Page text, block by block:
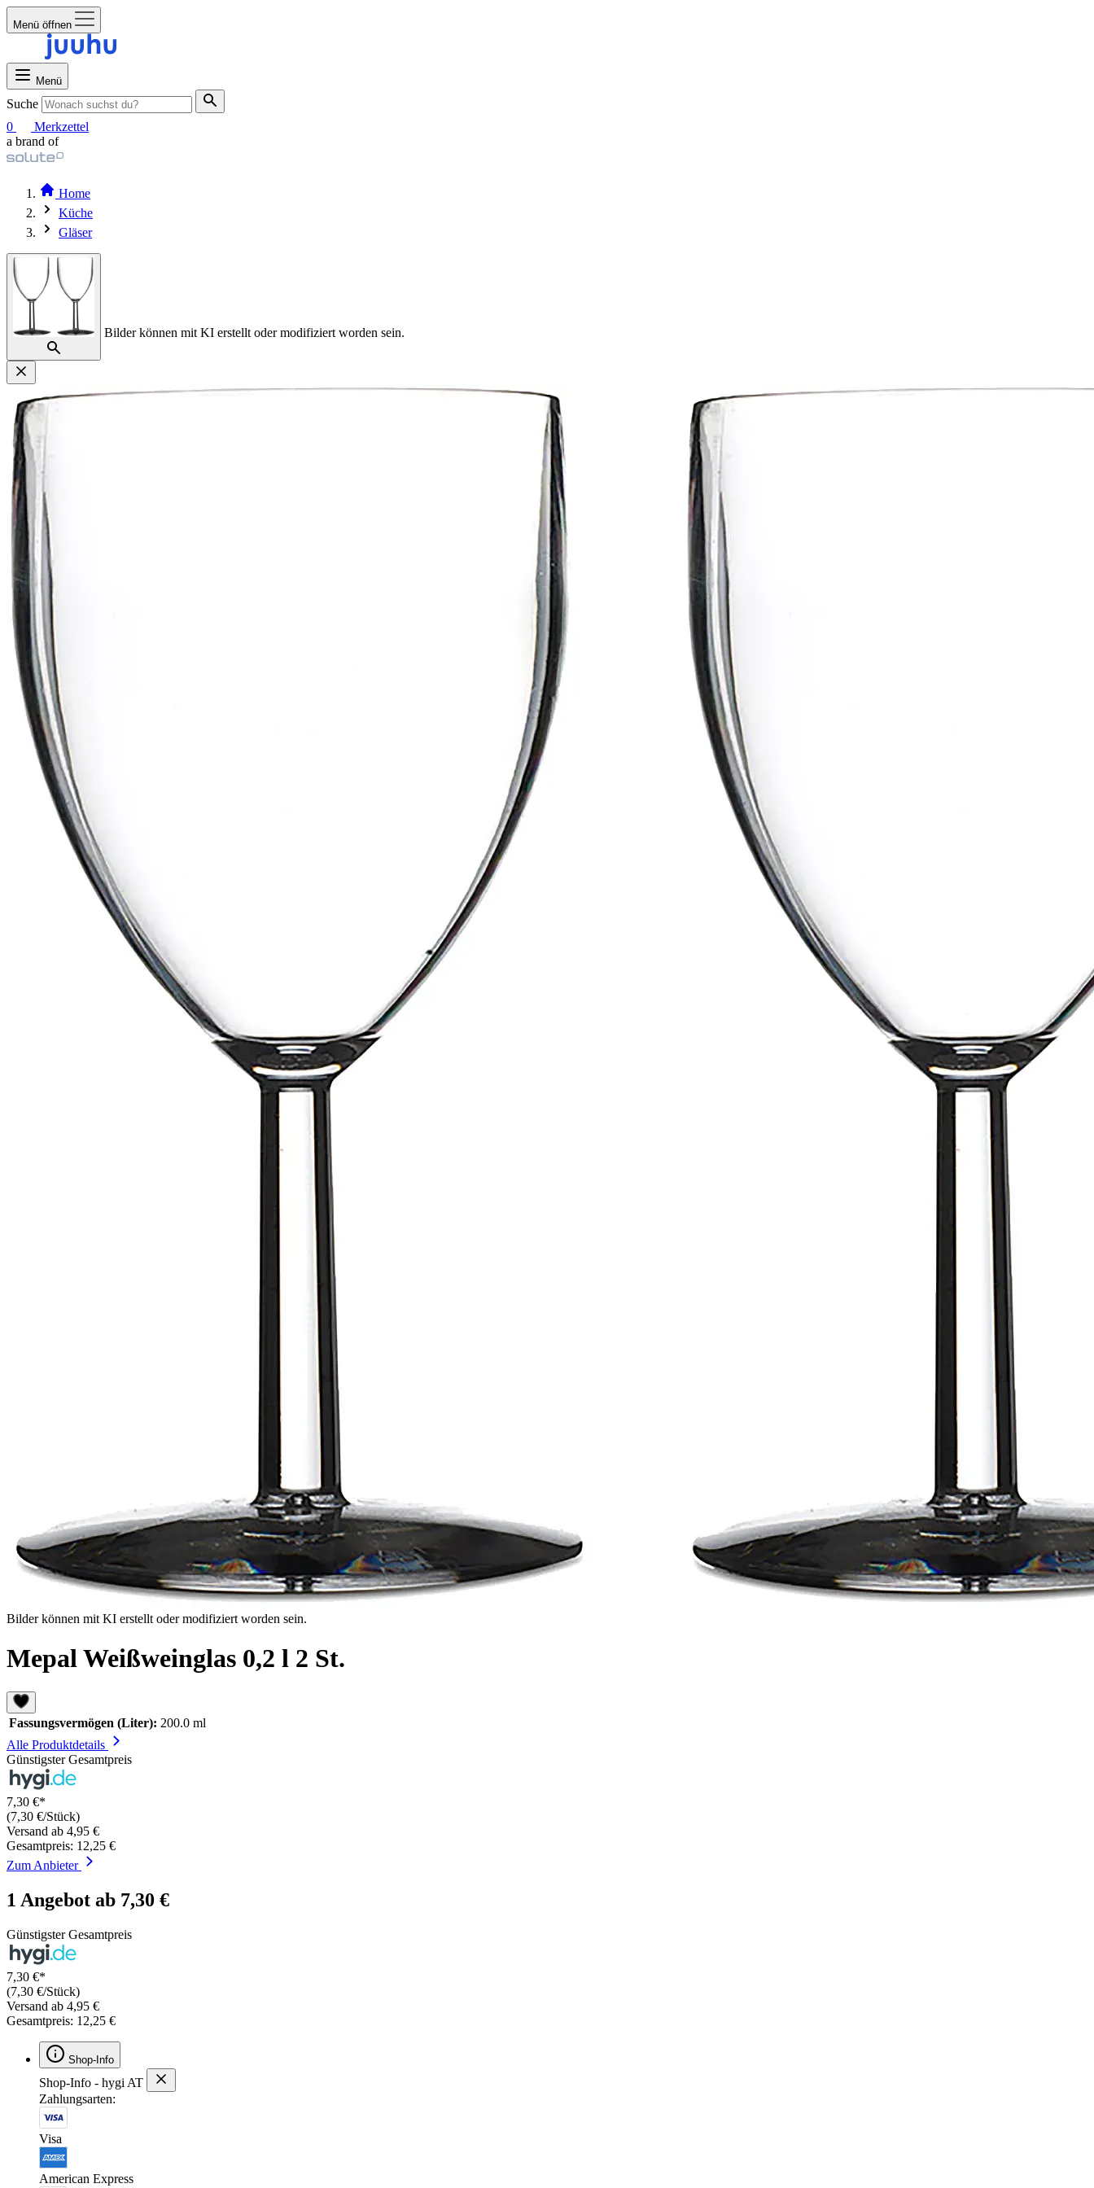
Menü öffnen
Menü
Suche
0
Merkzettel
a brand of
Home
Küche
Gläser
Bilder können mit KI erstellt oder modifiziert worden sein.
Bilder können mit KI erstellt oder modifiziert worden sein.
Mepal Weißweinglas 0,2 l 2 St.
Fassungsvermögen (Liter): 200.0 ml
Alle Produktdetails
Günstigster Gesamtpreis
7,30 €*
(7,30 €/Stück)
Versand ab 4,95 €
Gesamtpreis: 12,25 €
Zum Anbieter
1 Angebot ab 7,30 €
Günstigster Gesamtpreis
7,30 €*
(7,30 €/Stück)
Versand ab 4,95 €
Gesamtpreis: 12,25 €
Shop-Info
Shop-Info - hygi AT
Zahlungsarten:
Visa
American Express